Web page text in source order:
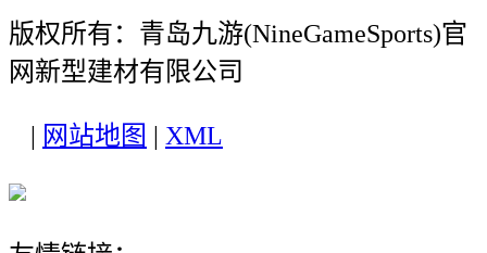
版权所有：青岛九游(NineGameSports)官
网新型建材有限公司
网站地图 XML